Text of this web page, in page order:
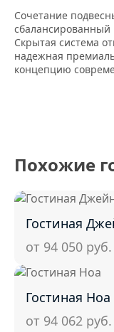
Сочетание
Скрытая система
надежная
концепцию
Похожие
Гостиная
от 94 050 руб.
Гостиная Ноа
от 94 062 руб.